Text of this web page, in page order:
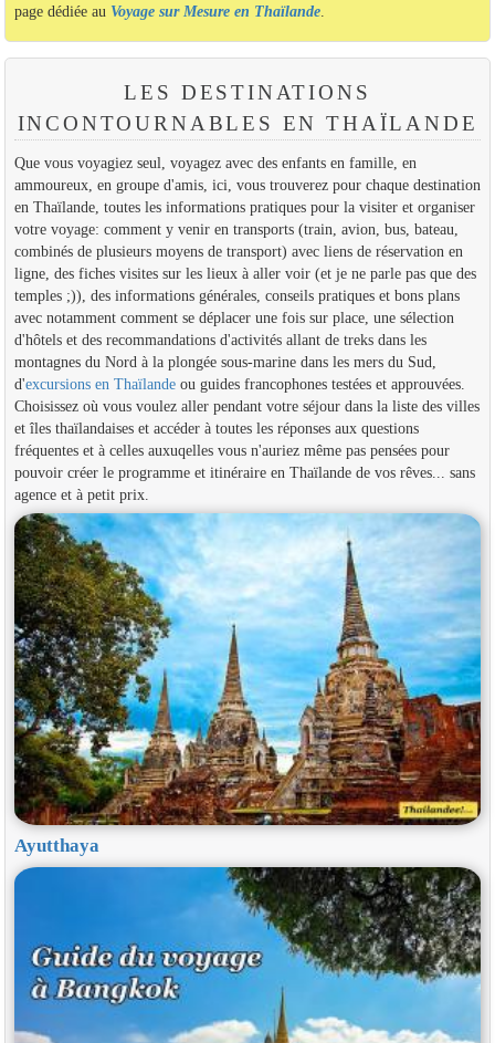
page dédiée au Voyage sur Mesure en Thaïlande.
LES DESTINATIONS
INCONTOURNABLES EN THAÏLANDE
Que vous voyagiez seul, voyagez avec des enfants en famille, en
ammoureux, en groupe d'amis, ici, vous trouverez pour chaque destination
en Thaïlande, toutes les informations pratiques pour la visiter et organiser
votre voyage: comment y venir en transports (train, avion, bus, bateau,
combinés de plusieurs moyens de transport) avec liens de réservation en
ligne, des fiches visites sur les lieux à aller voir (et je ne parle pas que des
temples ;)), des informations générales, conseils pratiques et bons plans
avec notamment comment se déplacer une fois sur place, une sélection
d'hôtels et des recommandations d'activités allant de treks dans les
montagnes du Nord à la plongée sous-marine dans les mers du Sud,
d'excursions en Thaïlandeou guides francophones testées et approuvées.
Choisissez où vous voulez aller pendant votre séjour dans la liste des villes
et îles thaïlandaises et accéder à toutes les réponses aux questions
fréquentes et à celles auxuqelles vous n'auriez même pas pensées pour
pouvoir créer le programme et itinéraire en Thaïlande de vos rêves... sans
agence et à petit prix.
Ayutthaya